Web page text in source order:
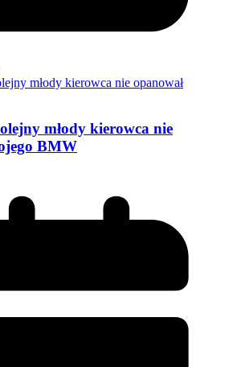
młody kierowca nie
BMW